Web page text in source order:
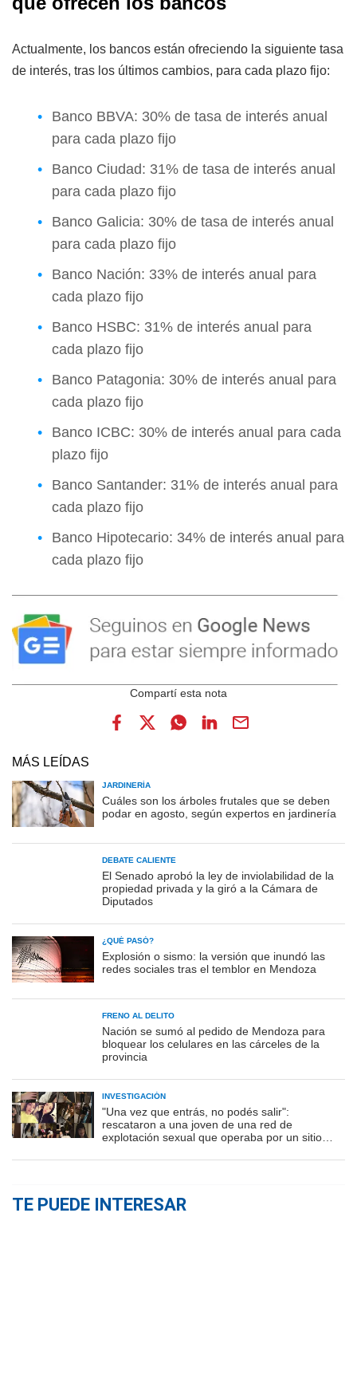
Actualmente, los bancos están ofreciendo la siguiente tasa
de interés, tras los últimos cambios, para cada plazo fijo:
Banco BBVA: 30% de tasa de interés anual
para cada plazo fijo
Banco Ciudad: 31% de tasa de interés anual
para cada plazo fijo
Banco Galicia: 30% de tasa de interés anual
para cada plazo fijo
Banco Nación: 33% de interés anual para
cada plazo fijo
Banco HSBC: 31% de interés anual para
cada plazo fijo
Banco Patagonia: 30% de interés anual para
cada plazo fijo
Banco ICBC: 30% de interés anual para cada
plazo fijo
Banco Santander: 31% de interés anual para
cada plazo fijo
Banco Hipotecario: 34% de interés anual para
cada plazo fijo
MÁS LEÍDAS
JARDINERÍA
Cuáles son los árboles frutales que se deben
podar en agosto, según expertos en jardinería
DEBATE CALIENTE
El Senado aprobó la ley de inviolabilidad de la
propiedad privada y la giró a la Cámara de
Diputados
¿QUÉ PASÓ?
Explosión o sismo: la versión que inundó las
redes sociales tras el temblor en Mendoza
FRENO AL DELITO
Nación se sumó al pedido de Mendoza para
bloquear los celulares en las cárceles de la
provincia
INVESTIGACIÓN
"Una vez que entrás, no podés salir":
rescataron a una joven de una red de
explotación sexual que operaba por un sitio
TE PUEDE INTERESAR